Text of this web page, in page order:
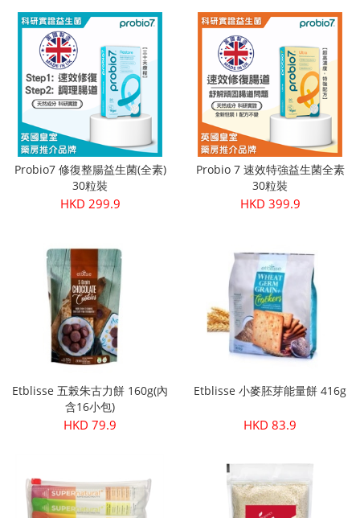
Probio7 修復整腸益生菌(全素)
30粒裝
HKD 299.9
Probio 7 速效特強益生菌全素
30粒裝
HKD 399.9
Etblisse 五榖朱古力餅 160g(內
含16小包)
HKD 79.9
Etblisse 小麥胚芽能量餅 416g
HKD 83.9